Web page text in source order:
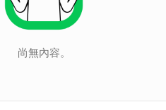
尚無內容。